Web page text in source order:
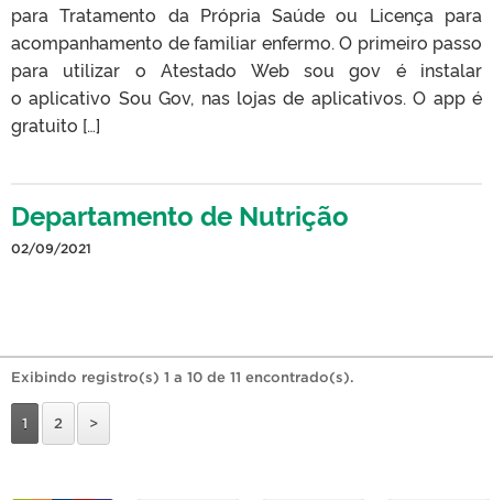
para Tratamento da Própria Saúde ou Licença para
acompanhamento de familiar enfermo. O primeiro passo
para utilizar o Atestado Web sou gov é instalar
o aplicativo Sou Gov, nas lojas de aplicativos. O app é
gratuito […]
Departamento de Nutrição
02/09/2021
Exibindo registro(s) 1 a 10 de 11 encontrado(s).
1 2 >